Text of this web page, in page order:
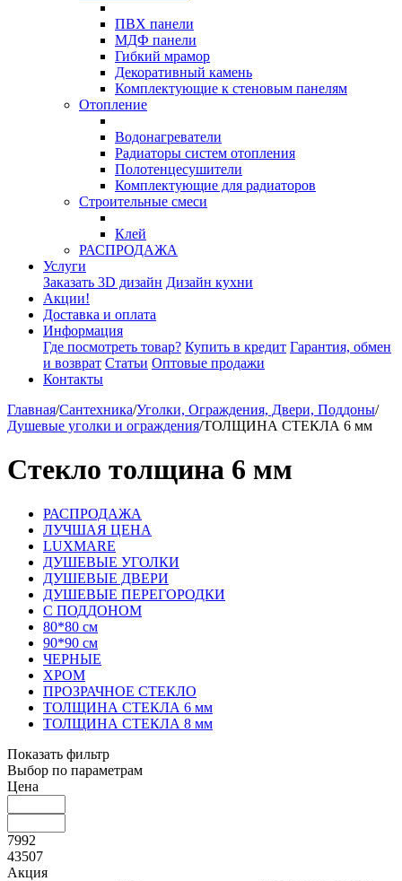
ПВХ панели
МДФ панели
Гибкий мрамор
Декоративный камень
Комплектующие к стеновым панелям
Отопление
Водонагреватели
Радиаторы систем отопления
Полотенцесушители
Комплектующие для радиаторов
Строительные смеси
Клей
РАСПРОДАЖА
Услуги
Заказать 3D дизайн Дизайн кухни
Акции!
Доставка и оплата
Информация
Где посмотреть товар? Купить в кредит Гарантия, обмен
и возврат Статьи Оптовые продажи
Контакты
Главная/Сантехника/Уголки, Ограждения, Двери, Поддоны/
Душевые уголки и ограждения/ТОЛЩИНА СТЕКЛА 6 мм
Стекло толщина 6 мм
РАСПРОДАЖА
ЛУЧШАЯ ЦЕНА
LUXMARE
ДУШЕВЫЕ УГОЛКИ
ДУШЕВЫЕ ДВЕРИ
ДУШЕВЫЕ ПЕРЕГОРОДКИ
С ПОДДОНОМ
80*80 см
90*90 см
ЧЕРНЫЕ
ХРОМ
ПРОЗРАЧНОЕ СТЕКЛО
ТОЛЩИНА СТЕКЛА 6 мм
ТОЛЩИНА СТЕКЛА 8 мм
Показать фильтр
Выбор по параметрам
Цена
7992
43507
Акция